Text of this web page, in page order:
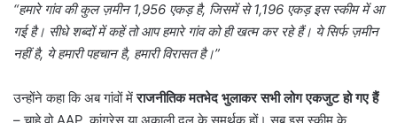
“हमारे गांव की कुल ज़मीन1,956 एकड़ है, जिसमें से1,196 एकड़ इस स्कीम में आ
गई है। सीधे शब्दों में कहें तो आप हमारे गांव को ही खत्म कर रहे हैं। ये सिर्फ ज़मीन
नहीं है, ये हमारी पहचान है, हमारी विरासत है।”
उन्होंने कहा कि अब गांवों मेंराजनीतिक मतभेद भुलाकर सभी लोग एकजुट हो गए हैं